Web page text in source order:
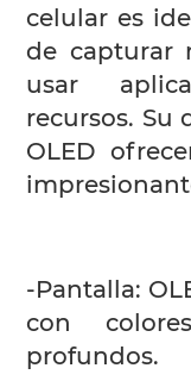
celular es
de capturar
usar
recursos. Su
OLED
-Pantalla:
con
profundos.